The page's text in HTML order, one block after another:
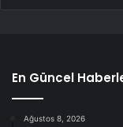
En Güncel
Ağustos 8, 2026